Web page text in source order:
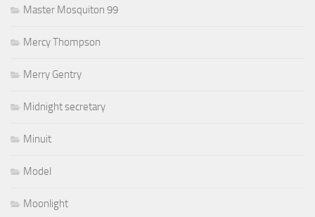
Master Mosquiton 99
Mercy Thompson
Merry Gentry
Midnight secretary
Minuit
Model
Moonlight